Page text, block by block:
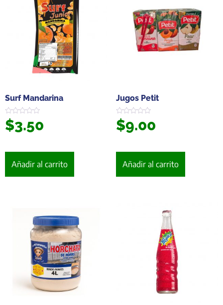
Surf Mandarina
Valorado
en
$3.50
Añadir al carrito
Jugos Petit
Valorado
en
$9.00
Añadir al carrito